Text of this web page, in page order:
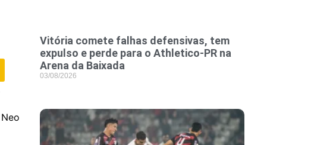
Vitória comete falhas defensivas, tem
expulso e perde para o Athletico-PR na
Arena da Baixada
03/08/2026